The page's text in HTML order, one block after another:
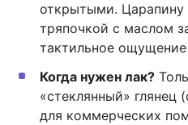
открытыми. Царапину
тряпочкой с маслом
тактильное
Когда нужен лак?
«стеклянный» глянец
для коммерческих